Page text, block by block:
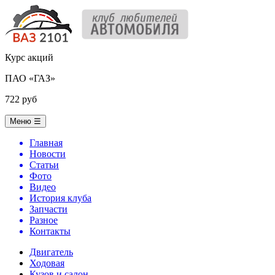
Курс акций
ПАО «ГАЗ»
722 руб
Меню ☰
Главная
Новости
Статьи
Фото
Видео
История клуба
Запчасти
Разное
Контакты
Двигатель
Ходовая